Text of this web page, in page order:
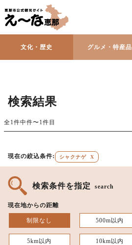
文化・歴史 グルメ・特産品
検索結果
全1件中件〜1件目
現在の絞込条件: シャクナゲ X
検索条件を指定 search
現在地からの距離
制限なし 500m以内
5km以内 10km以内